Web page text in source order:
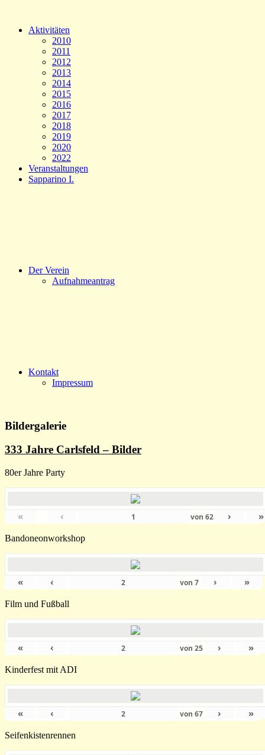
Aktivitäten
2010
2011
2012
2013
2014
2015
2016
2017
2018
2019
2020
2022
Veranstaltungen
Sapparino I.
Der Verein
Aufnahmeantrag
Kontakt
Impressum
Bildergalerie
333 Jahre Carlsfeld – Bilder
80er Jahre Party
« ‹ von 62 › »
Bandoneonworkshop
« ‹ von7 › »
Film und Fußball
« ‹ von25 › »
Kinderfest mit ADI
« ‹ von67 › »
Seifenkistenrennen